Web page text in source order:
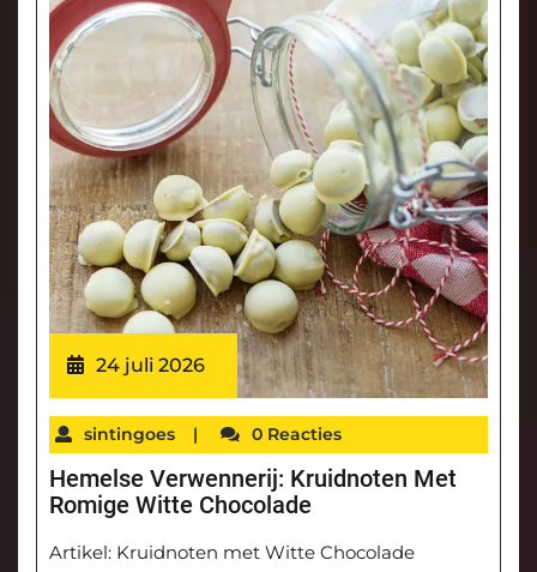
24 juli 2026
sintingoes | 0 Reacties
Hemelse Verwennerij: Kruidnoten Met
Romige Witte Chocolade
Artikel: Kruidnoten met Witte Chocolade